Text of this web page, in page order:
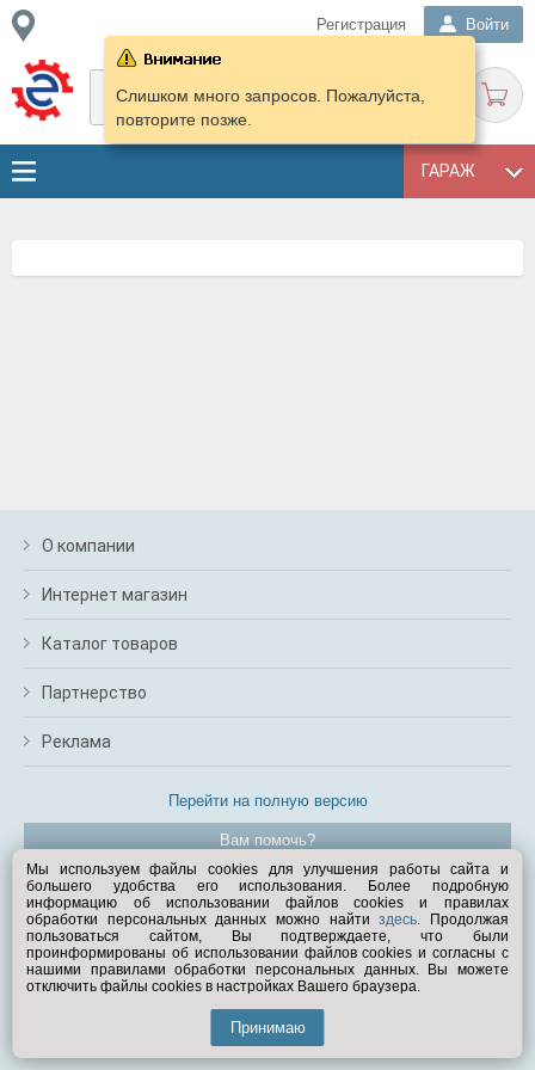
Регистрация Войти
ГАРАЖ
Слишком много запросов. Пожалуйста,
повторите позже.
О компании
Интернет магазин
Каталог товаров
Партнерство
Реклама
Перейти на полную версию
Вам помочь?
© Exist.ru 1998—2026
Мы используем файлы cookies для улучшения работы сайта и
большего удобства его использования. Более подробную
информацию об использовании файлов cookies и правилах
обработки персональных данных можно найтиздесь. Продолжая
пользоваться сайтом, Вы подтверждаете, что были
проинформированы об использовании файлов cookies и согласны с
нашими правилами обработки персональных данных. Вы можете
отключить файлы cookies в настройках Вашего браузера.
Принимаю